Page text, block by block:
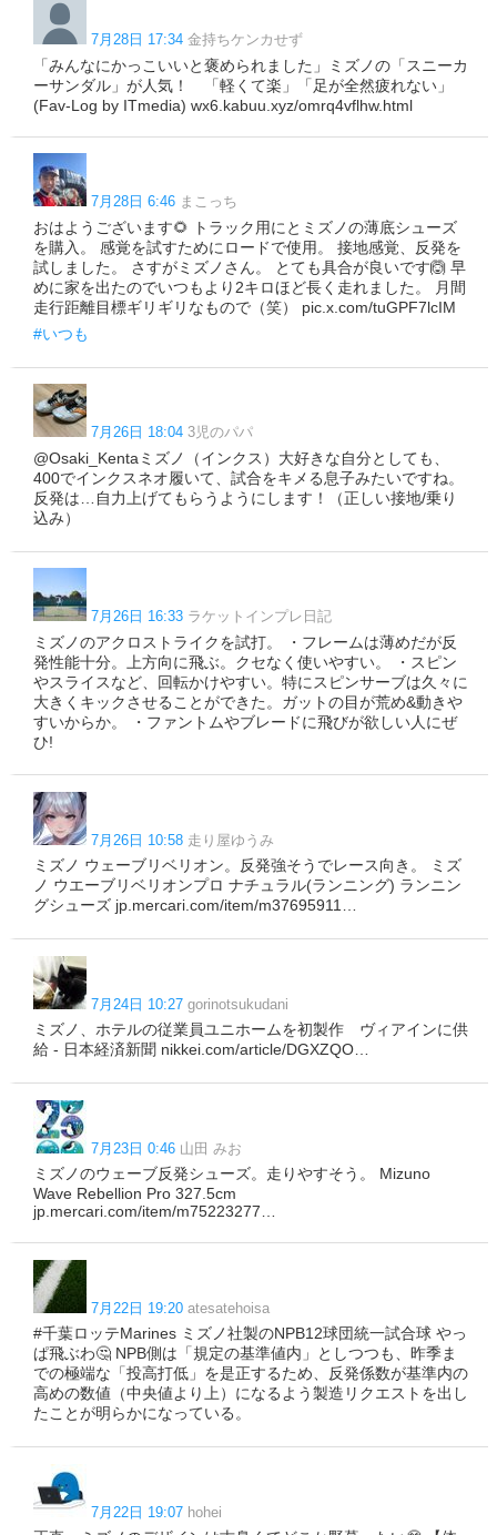
7月28日 17:34 金持ちケンカせず
「みんなにかっこいいと褒められました」ミズノの「スニーカ
ーサンダル」が人気！ 「軽くて楽」「足が全然疲れない」
(Fav-Log by ITmedia) wx6.kabuu.xyz/omrq4vflhw.html
7月28日 6:46 まこっち
おはようございます🌻 トラック用にとミズノの薄底シューズ
を購入。 感覚を試すためにロードで使用。 接地感覚、反発を
試しました。 さすがミズノさん。 とても具合が良いです🙆 早
めに家を出たのでいつもより2キロほど長く走れました。 月間
走行距離目標ギリギリなもので（笑） pic.x.com/tuGPF7lcIM
#いつも
7月26日 18:04 3児のパパ
@Osaki_Kentaミズノ（インクス）大好きな自分としても、
400でインクスネオ履いて、試合をキメる息子みたいですね。
反発は…自力上げてもらうようにします！（正しい接地/乗り
込み）
7月26日 16:33 ラケットインプレ日記
ミズノのアクロストライクを試打。 ・フレームは薄めだが反
発性能十分。上方向に飛ぶ。クセなく使いやすい。 ・スピン
やスライスなど、回転かけやすい。特にスピンサーブは久々に
大きくキックさせることができた。ガットの目が荒め&動きや
すいからか。 ・ファントムやブレードに飛びが欲しい人にぜ
ひ!
7月26日 10:58 走り屋ゆうみ
ミズノ ウェーブリベリオン。反発強そうでレース向き。 ミズ
ノ ウエーブリベリオンプロ ナチュラル(ランニング) ランニン
グシューズ jp.mercari.com/item/m37695911…
7月24日 10:27 gorinotsukudani
ミズノ、ホテルの従業員ユニホームを初製作 ヴィアインに供
給 - 日本経済新聞 nikkei.com/article/DGXZQO…
7月23日 0:46 山田 みお
ミズノのウェーブ反発シューズ。走りやすそう。 Mizuno
Wave Rebellion Pro 327.5cm
jp.mercari.com/item/m75223277…
7月22日 19:20 atesatehoisa
#千葉ロッテMarines ミズノ社製のNPB12球団統一試合球 やっ
ぱ飛ぶわ🤔 NPB側は「規定の基準値内」としつつも、昨季ま
での極端な「投高打低」を是正するため、反発係数が基準内の
高めの数値（中央値より上）になるよう製造リクエストを出し
たことが明らかになっている。
7月22日 19:07 hohei